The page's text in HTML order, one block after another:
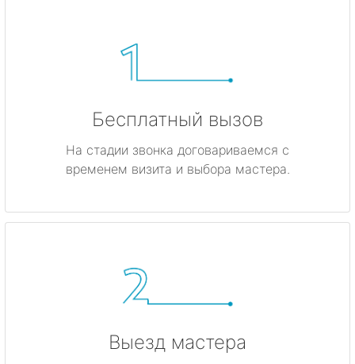
Бесплатный вызов
На стадии звонка договариваемся с
временем визита и выбора мастера.
Выезд мастера